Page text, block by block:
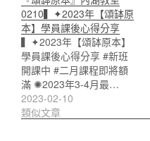
0210▍✦2023年【頌缽原
本】學員課後心得分享
▍✦2023年【頌缽原本】
學員課後心得分享 #新班
開課中 #二月課程即將額
滿 ✺2023年3-4月最…
2023-02-10
類似文章